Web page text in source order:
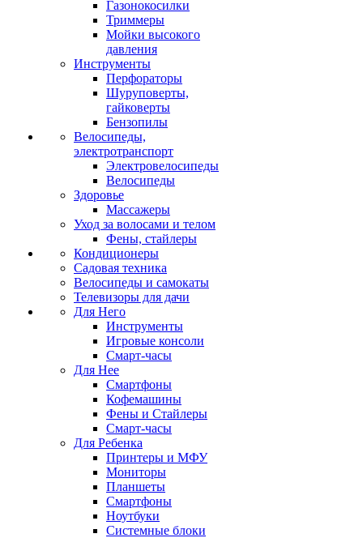
Газонокосилки
Триммеры
Мойки высокого
давления
Инструменты
Перфораторы
Шуруповерты,
гайковерты
Бензопилы
Велосипеды,
электротранспорт
Электровелосипеды
Велосипеды
Здоровье
Массажеры
Уход за волосами и телом
Фены, стайлеры
Кондиционеры
Садовая техника
Велосипеды и самокаты
Телевизоры для дачи
Для Него
Инструменты
Игровые консоли
Смарт-часы
Для Нее
Смартфоны
Кофемашины
Фены и Стайлеры
Смарт-часы
Для Ребенка
Принтеры и МФУ
Мониторы
Планшеты
Смартфоны
Ноутбуки
Системные блоки